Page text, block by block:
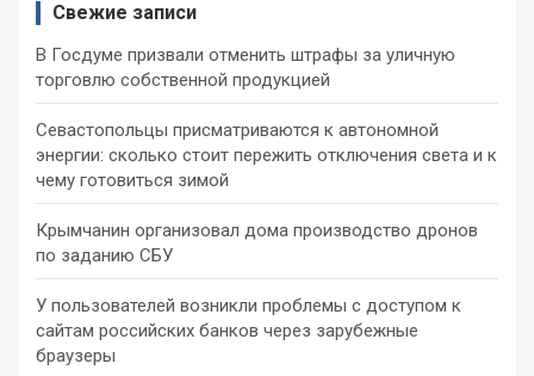
Свежие записи
В Госдуме призвали отменить штрафы за уличную
торговлю собственной продукцией
Севастопольцы присматриваются к автономной
энергии: сколько стоит пережить отключения света и к
чему готовиться зимой
Крымчанин организовал дома производство дронов
по заданию СБУ
У пользователей возникли проблемы с доступом к
сайтам российских банков через зарубежные
браузеры